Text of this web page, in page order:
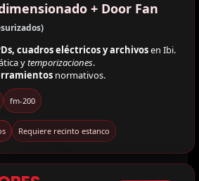
+ Door Fan
cuadros eléctricos y archivosen Ibi.
ytemporizaciones.
normativos.
fm-200
Requiere recinto estanco